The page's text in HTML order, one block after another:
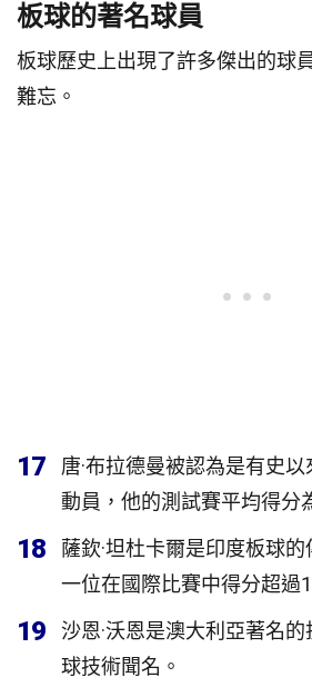
板球的著名球員
板球歷史上出現了許多傑出的球
難忘。
17
唐·布拉德曼被認為是有史
動員，他的測試賽平均得分
18
薩欽·坦杜卡爾是印度板球
一位在國際比賽中得分超過
19
沙恩·沃恩是澳大利亞著名
球技術聞名。